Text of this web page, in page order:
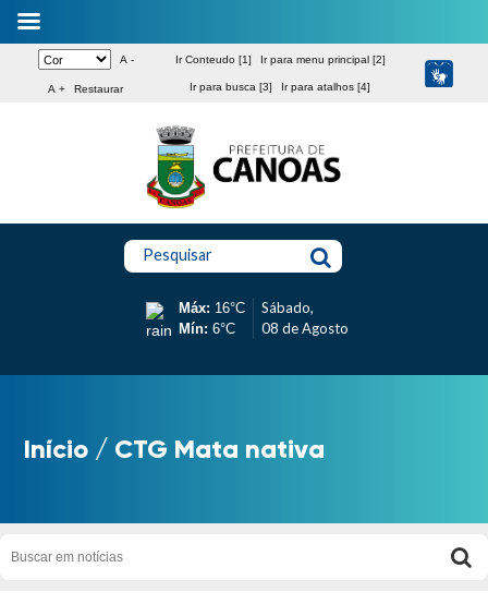
A -
A + Restaurar
Ir Conteudo [1] Ir para menu principal [2]
Ir para busca [3] Ir para atalhos [4]
Pesquisar
Máx: 16°C
Mín: 6°C
Sábado,
08 de Agosto
Início / CTG Mata nativa